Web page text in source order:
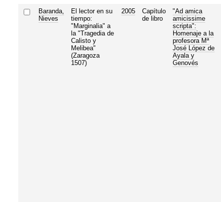
Baranda,
Nieves
El lector en su
tiempo:
"Marginalia" a
la "Tragedia de
Calisto y
Melibea"
(Zaragoza
1507)
2005
Capítulo
de libro
"Ad amica
amicissime
scripta":
Homenaje a la
profesora Mª
José López de
Ayala y
Genovés